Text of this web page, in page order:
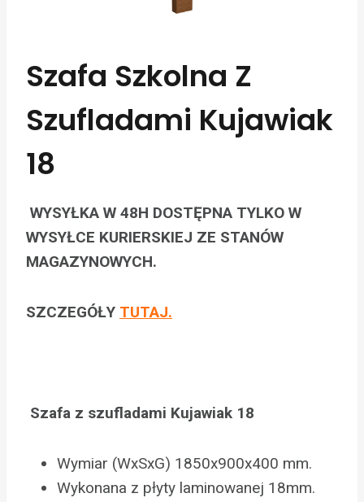
Szafa Szkolna Z
Szufladami Kujawiak
18
WYSYŁKA W 48H DOSTĘPNA TYLKO W
WYSYŁCE KURIERSKIEJ ZE STANÓW
MAGAZYNOWYCH.
SZCZEGÓŁY TUTAJ.
Szafa z szufladami Kujawiak 18
Wymiar (WxSxG) 1850x900x400 mm.
Wykonana z płyty laminowanej 18mm.